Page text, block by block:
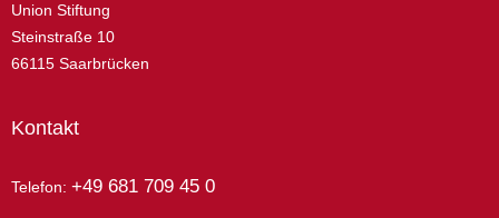
Union Stiftung
Steinstraße 10
66115 Saarbrücken
Kontakt
Telefon: +49 681 709 45 0